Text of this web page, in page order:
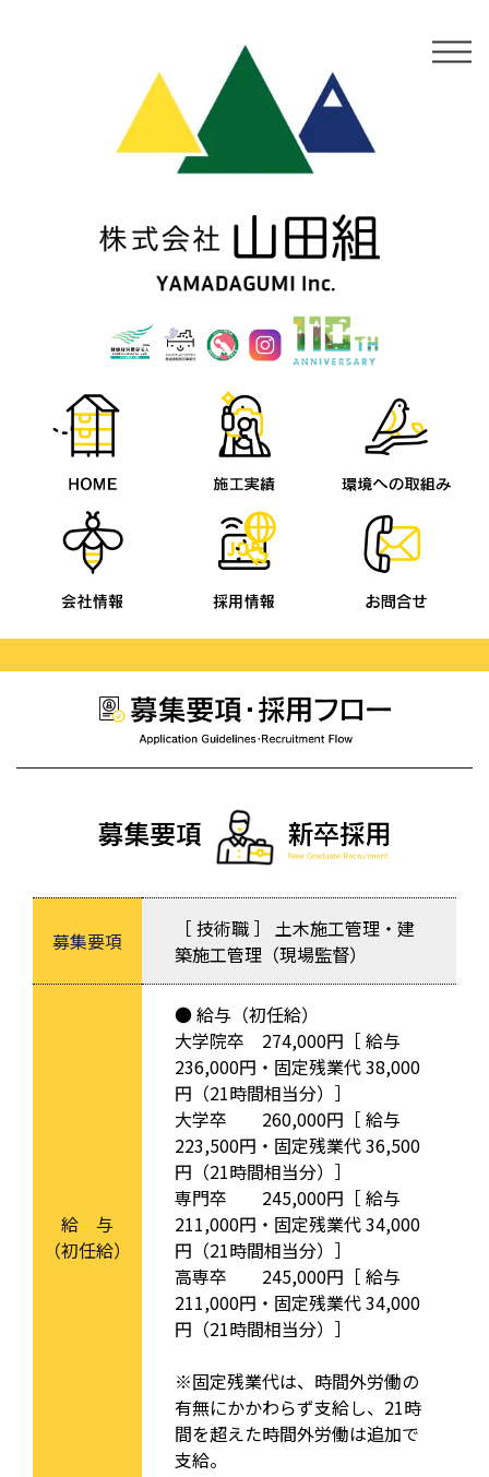
募集要項
［ 技術職 ］ 土木施工管理・建
築施工管理（現場監督）
給 与
（初任給）
● 給与（初任給）
大学院卒 274,000円［ 給与
236,000円・固定残業代 38,000
円（21時間相当分）］
大学卒 260,000円［ 給与
223,500円・固定残業代 36,500
円（21時間相当分）］
専門卒 245,000円［ 給与
211,000円・固定残業代 34,000
円（21時間相当分）］
高専卒 245,000円［ 給与
211,000円・固定残業代 34,000
円（21時間相当分）］
※固定残業代は、時間外労働の
有無にかかわらず支給し、21時
間を超えた時間外労働は追加で
支給。